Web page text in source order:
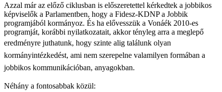
Azzal már az előző ciklusban is előszeretettel kérkedtek a jobbikos
képviselők a Parlamentben, hogy a Fidesz-KDNP a Jobbik
programjából kormányoz. És ha elővesszük a Vonáék 2010-es
programját, korábbi nyilatkozatait, akkor tényleg arra a meglepő
eredményre juthatunk, hogy szinte alig találunk olyan
kormányintézkedést, ami nem szerepelne valamilyen formában a
jobbikos kommunikációban, anyagokban.
Néhány a fontosabbak közül: